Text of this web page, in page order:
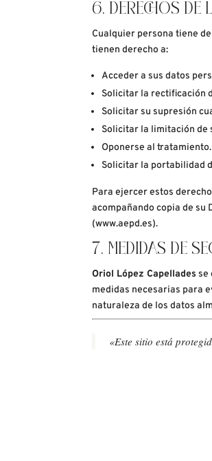
6. DERECHOS DE
Cualquier persona tiene
tienen derecho a:
Acceder a sus datos
Solicitar la rectificación
Solicitar su supresión
Solicitar la limitación de
Oponerse al tratamiento.
Solicitar la portabilidad
Para ejercer estos
acompañando copia de su
(www.aepd.es).
7. MEDIDAS DE
Oriol López Capellades se
medidas necesarias para
naturaleza de los datos
«Este sitio está